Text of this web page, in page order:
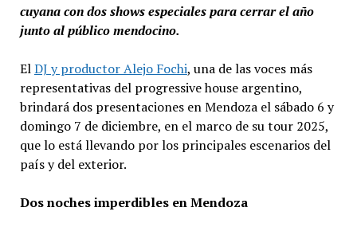
cuyana con dos shows especiales para cerrar el año
junto al público mendocino.
ElDJ y productor Alejo Fochi, una de las voces más
representativas del progressive house argentino,
brindará dos presentaciones en Mendoza el sábado 6 y
domingo 7 de diciembre, en el marco de su tour 2025,
que lo está llevando por los principales escenarios del
país y del exterior.
Dos noches imperdibles en Mendoza